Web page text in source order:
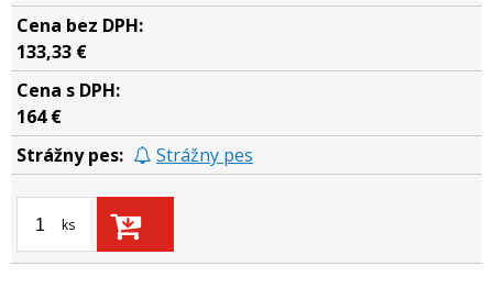
133,33 €
164 €
Strážny pes
ks